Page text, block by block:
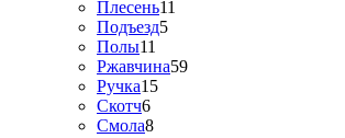
Плесень11
Подъезд5
Полы11
Ржавчина59
Ручка15
Скотч6
Смола8